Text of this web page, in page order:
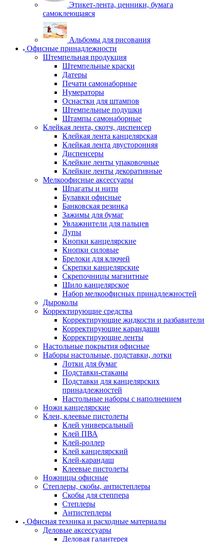
Этикет-лента, ценники, бумага
самоклеющаяся
Альбомы для рисования
Офисные принадлежности
Штемпельная продукция
Штемпельные краски
Датеры
Печати самонаборные
Нумераторы
Оснастки для штампов
Штемпельные подушки
Штампы самонаборные
Клейкая лента, скотч, диспенсер
Клейкая лента канцелярская
Клейкая лента двусторонняя
Диспенсеры
Клейкие ленты упаковочные
Клейкие ленты декоративные
Мелкоофисные аксессуары
Шпагаты и нити
Булавки офисные
Банковская резинка
Зажимы для бумаг
Увлажнители для пальцев
Лупы
Кнопки канцелярские
Кнопки силовые
Брелоки для ключей
Скрепки канцелярские
Скрепочницы магнитные
Шило канцелярское
Набор мелкоофисных принадлежностей
Дыроколы
Корректирующие средства
Корректирующие жидкости и разбавители
Корректирующие карандаши
Корректирующие ленты
Настольные покрытия офисные
Наборы настольные, подставки, лотки
Лотки для бумаг
Подставки-стаканы
Подставки для канцелярских
принадлежностей
Настольные наборы с наполнением
Ножи канцелярские
Клеи, клеевые пистолеты
Клей универсальный
Клей ПВА
Клей-роллер
Клей канцелярский
Клей-карандаш
Клеевые пистолеты
Ножницы офисные
Степлеры, скобы, антистеплеры
Скобы для степпера
Степлеры
Антистеплеры
Офисная техника и расходные материалы
Деловые аксессуары
Деловая галантерея